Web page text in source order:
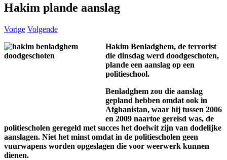
Hakim plande aanslag
Vorige Volgende
Hakim Benladghem, de terrorist
die dinsdag werd doodgeschoten,
plande een aanslag op een
politieschool.
Benladghem zou die aanslag
gepland hebben omdat ook in
Afghanistan, waar hij tussen 2006
en 2009 naartoe gereisd was, de
politiescholen geregeld met succes het doelwit zijn van dodelijke
aanslagen. Niet het minst omdat in de politiescholen geen
vuurwapens worden opgeslagen die voor weerwerk kunnen
dienen.